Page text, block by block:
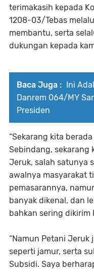
terimakasih kepada
1208-03/Tebas
membantu, serta
dukungan kepada
Baca Juga : Ini
Danrem 064/MY
Presiden
“Sekarang kita
Sebindang, sekarang
Jeruk, salah satunya
awalnya masyarakat
pemasarannya,
banyak dikenal, dan
bahkan sering dikirim
“Namun Petani Jeruk
seperti jamur, serta
Subsidi. Saya